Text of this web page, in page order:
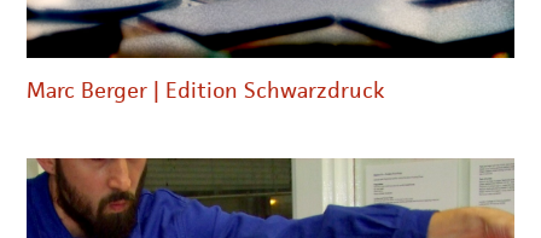
Marc Berger | Edition Schwarzdruck